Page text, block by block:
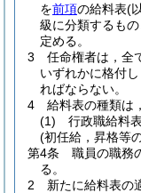
を前項の給料表(
級に分類するも
定める。
3
任命権者は，全
いずれかに格付
ればならない。
4
給料表の種類は
(1)
行政職給料
(初任給，昇格等
第4条
職員の職務
る。
2
新たに給料表の